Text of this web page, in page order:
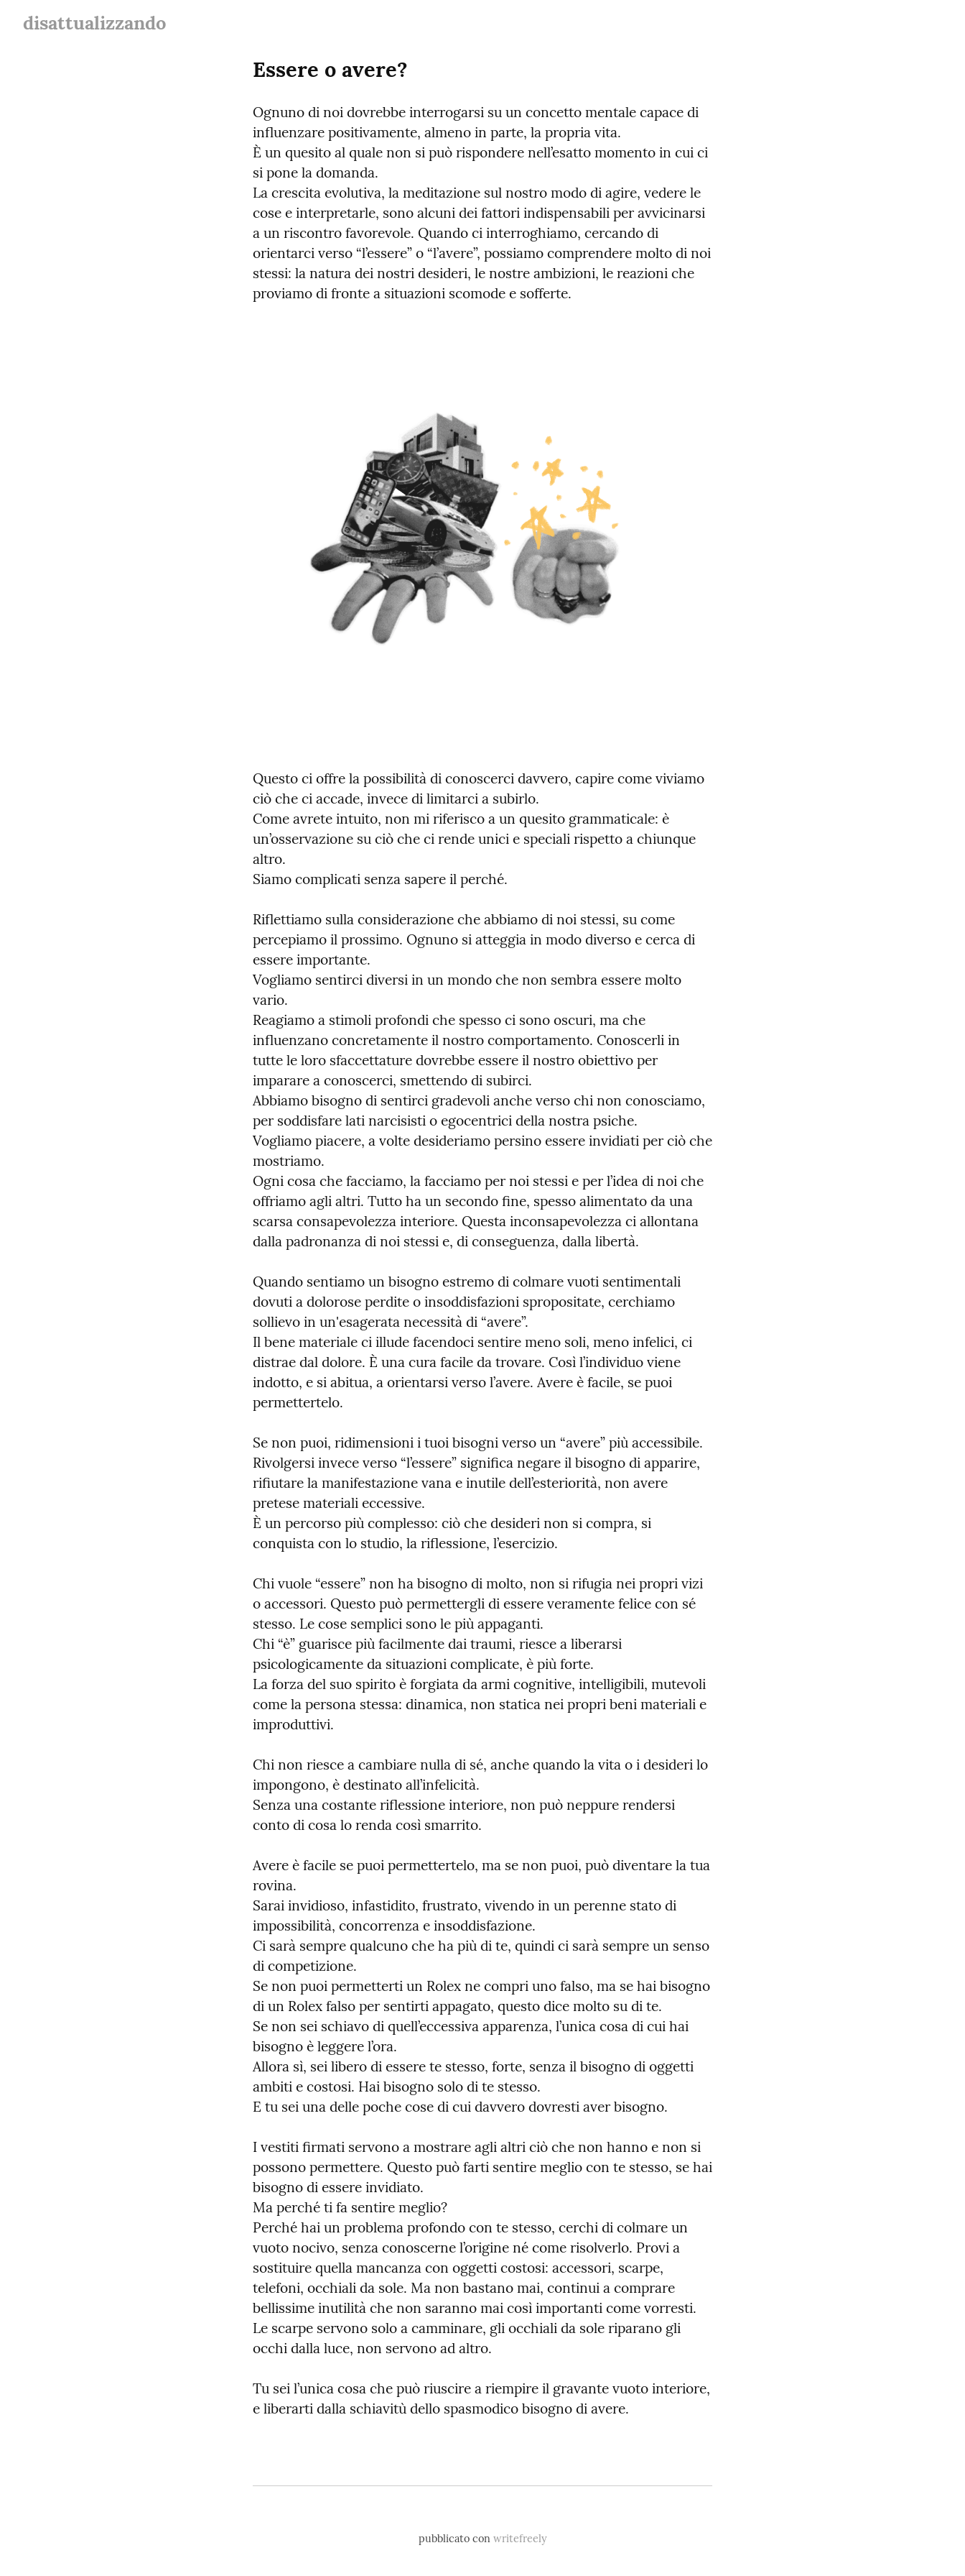
disattualizzando
Essere o avere?
Ognuno di noi dovrebbe interrogarsi su un concetto mentale capace di
influenzare positivamente, almeno in parte, la propria vita.
È un quesito al quale non si può rispondere nell’esatto momento in cui ci
si pone la domanda.
La crescita evolutiva, la meditazione sul nostro modo di agire, vedere le
cose e interpretarle, sono alcuni dei fattori indispensabili per avvicinarsi
a un riscontro favorevole. Quando ci interroghiamo, cercando di
orientarci verso “l’essere” o “l’avere”, possiamo comprendere molto di noi
stessi: la natura dei nostri desideri, le nostre ambizioni, le reazioni che
Questo ci offre la possibilità di conoscerci davvero, capire come viviamo
ciò che ci accade, invece di limitarci a subirlo.
Come avrete intuito, non mi riferisco a un quesito grammaticale: è
un’osservazione su ciò che ci rende unici e speciali rispetto a chiunque
altro.
Siamo complicati senza sapere il perché.
Riflettiamo sulla considerazione che abbiamo di noi stessi, su come
percepiamo il prossimo. Ognuno si atteggia in modo diverso e cerca di
essere importante.
Vogliamo sentirci diversi in un mondo che non sembra essere molto
vario.
Reagiamo a stimoli profondi che spesso ci sono oscuri, ma che
influenzano concretamente il nostro comportamento. Conoscerli in
tutte le loro sfaccettature dovrebbe essere il nostro obiettivo per
imparare a conoscerci, smettendo di subirci.
Abbiamo bisogno di sentirci gradevoli anche verso chi non conosciamo,
per soddisfare lati narcisisti o egocentrici della nostra psiche.
Vogliamo piacere, a volte desideriamo persino essere invidiati per ciò che
mostriamo.
Ogni cosa che facciamo, la facciamo per noi stessi e per l’idea di noi che
offriamo agli altri. Tutto ha un secondo fine, spesso alimentato da una
scarsa consapevolezza interiore. Questa inconsapevolezza ci allontana
dalla padronanza di noi stessi e, di conseguenza, dalla libertà.
Quando sentiamo un bisogno estremo di colmare vuoti sentimentali
dovuti a dolorose perdite o insoddisfazioni spropositate, cerchiamo
sollievo in un'esagerata necessità di “avere”.
Il bene materiale ci illude facendoci sentire meno soli, meno infelici, ci
distrae dal dolore. È una cura facile da trovare. Così l’individuo viene
indotto, e si abitua, a orientarsi verso l’avere. Avere è facile, se puoi
permettertelo.
Se non puoi, ridimensioni i tuoi bisogni verso un “avere” più accessibile.
Rivolgersi invece verso “l’essere” significa negare il bisogno di apparire,
rifiutare la manifestazione vana e inutile dell’esteriorità, non avere
pretese materiali eccessive.
È un percorso più complesso: ciò che desideri non si compra, si
conquista con lo studio, la riflessione, l’esercizio.
Chi vuole “essere” non ha bisogno di molto, non si rifugia nei propri vizi
o accessori. Questo può permettergli di essere veramente felice con sé
stesso. Le cose semplici sono le più appaganti.
Chi “è” guarisce più facilmente dai traumi, riesce a liberarsi
psicologicamente da situazioni complicate, è più forte.
La forza del suo spirito è forgiata da armi cognitive, intelligibili, mutevoli
come la persona stessa: dinamica, non statica nei propri beni materiali e
improduttivi.
Chi non riesce a cambiare nulla di sé, anche quando la vita o i desideri lo
impongono, è destinato all’infelicità.
Senza una costante riflessione interiore, non può neppure rendersi
conto di cosa lo renda così smarrito.
Avere è facile se puoi permettertelo, ma se non puoi, può diventare la tua
rovina.
Sarai invidioso, infastidito, frustrato, vivendo in un perenne stato di
impossibilità, concorrenza e insoddisfazione.
Ci sarà sempre qualcuno che ha più di te, quindi ci sarà sempre un senso
di competizione.
Se non puoi permetterti un Rolex ne compri uno falso, ma se hai bisogno
di un Rolex falso per sentirti appagato, questo dice molto su di te.
Se non sei schiavo di quell’eccessiva apparenza, l’unica cosa di cui hai
bisogno è leggere l’ora.
Allora sì, sei libero di essere te stesso, forte, senza il bisogno di oggetti
ambiti e costosi. Hai bisogno solo di te stesso.
E tu sei una delle poche cose di cui davvero dovresti aver bisogno.
I vestiti firmati servono a mostrare agli altri ciò che non hanno e non si
possono permettere. Questo può farti sentire meglio con te stesso, se hai
bisogno di essere invidiato.
Ma perché ti fa sentire meglio?
Perché hai un problema profondo con te stesso, cerchi di colmare un
vuoto nocivo, senza conoscerne l’origine né come risolverlo. Provi a
sostituire quella mancanza con oggetti costosi: accessori, scarpe,
telefoni, occhiali da sole. Ma non bastano mai, continui a comprare
bellissime inutilità che non saranno mai così importanti come vorresti.
Le scarpe servono solo a camminare, gli occhiali da sole riparano gli
occhi dalla luce, non servono ad altro.
Tu sei l’unica cosa che può riuscire a riempire il gravante vuoto interiore,
e liberarti dalla schiavitù dello spasmodico bisogno di avere.
pubblicato con writefreely